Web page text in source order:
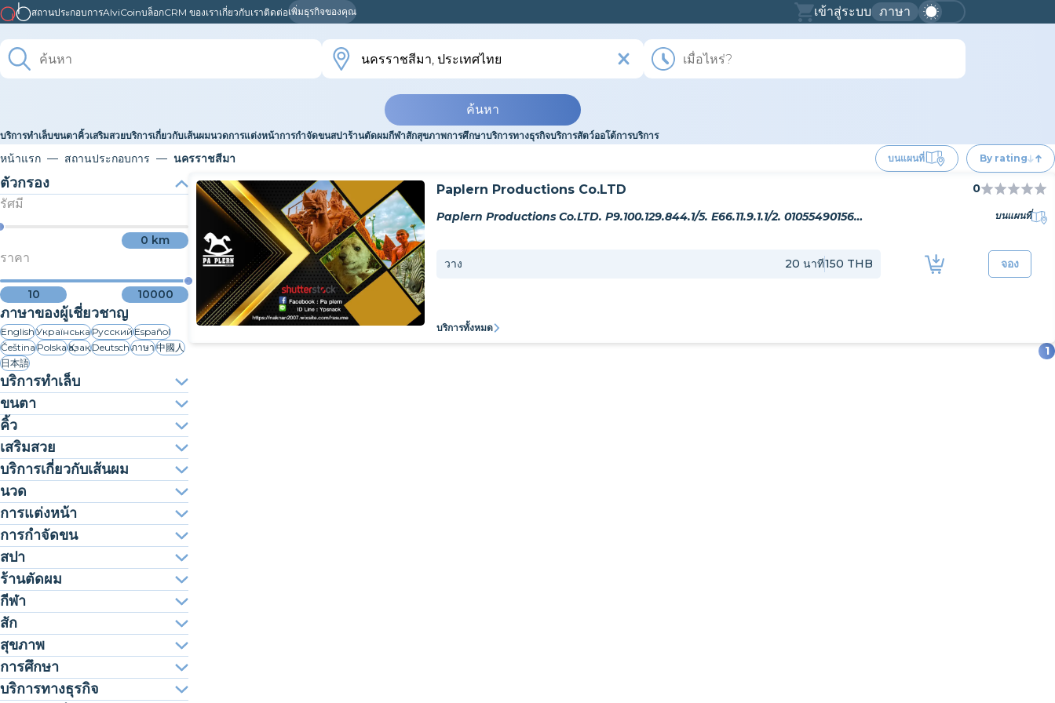
สถานประกอบการAlviCoinบล็อกCRM ของเราเกี่ยวกับเราติดต่อเพิ่มธุรกิจของคุณ เข้าสู่ระบบ ภาษา
ค้นหา
บริการทำเล็บขนตาคิ้วเสริมสวยบริการเกี่ยวกับเส้นผมนวดการแต่งหน้าการกำจัดขนสปาร้านตัดผมกีฬาสักสุขภาพการศึกษาบริการทางธุรกิจบริการสัตว์ออโต้การบริการ
หน้าแรก สถานประกอบการ นครราชสีมา บนแผนที่ By rating
ตัวกรอง
รัศมี
0 km
ราคา
10 10000
ภาษาของผู้เชี่ยวชาญ
EnglishУкраїнськаРусскийEspañol
ČeštinaPolskaҚазақDeutschภาษา中國人
日本語
บริการทำเล็บ
ขนตา
คิ้ว
เสริมสวย
บริการเกี่ยวกับเส้นผม
นวด
การแต่งหน้า
การกำจัดขน
สปา
ร้านตัดผม
กีฬา
สัก
สุขภาพ
การศึกษา
บริการทางธุรกิจ
Paplern Productions Co.LTD
Paplern Productions Co.LTD. P9.100.129.844.1/5. E66.11.9.1.1/2. 0105549015667. บนแผนที่
วาง 20 นาที150 THB จอง
0
บริการทั้งหมด
1